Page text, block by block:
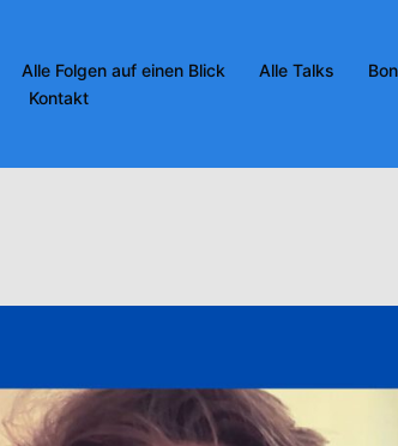
Alle Folgen auf einen Blick Alle Talks
Kontakt